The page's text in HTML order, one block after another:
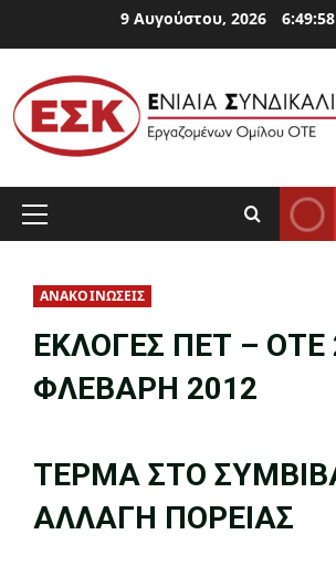
to
content
9 Αυγούστου, 2026
Primary
ΑΝΑΚΟΙΝΩΣΕΙΣ
EKΛΟΓΕΣ ΠΕΤ – ΟΤΕ
ΦΛΕΒΑΡΗ 2012
ΤΕΡΜΑ ΣΤΟ
ΑΛΛΑΓΗ ΠΟΡΕΙΑΣ